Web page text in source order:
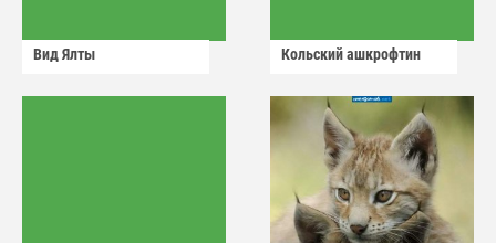
Вид Ялты Кольский ашкрофтин